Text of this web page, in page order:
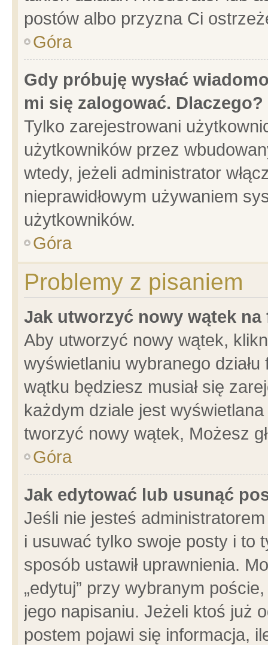
postów albo przyzna Ci
Góra
Gdy próbuję wysłać
mi się zalogować. Dlaczego?
Tylko zarejestrowani
użytkowników przez
wtedy, jeżeli administrator
nieprawidłowym używaniem
użytkowników.
Góra
Problemy z pisaniem
Jak utworzyć nowy wątek na
Aby utworzyć nowy wątek,
wyświetlaniu wybranego
wątku będziesz musiał się
każdym dziale jest
tworzyć nowy wątek, Możesz
Góra
Jak edytować lub usunąć
Jeśli nie jesteś
i usuwać tylko swoje posty i to
sposób ustawił uprawnienia.
„edytuj” przy wybranym
jego napisaniu. Jeżeli ktoś już
postem pojawi się informacja,